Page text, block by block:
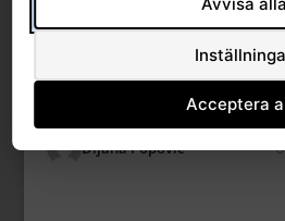
No related download found!
Dijana Popovic
Acceptera